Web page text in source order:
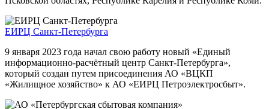
ЕИРЦ Санкт-Петербурга
9 января 2023 года начал свою работу новый «Единый
информационно-расчётный центр Санкт-Петербурга»,
который создан путем присоединения АО «ВЦКП
«Жилищное хозяйство» к АО «ЕИРЦ Петроэлектросбыт».